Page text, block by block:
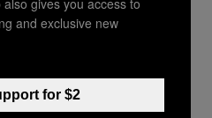
assolutamente nulla
Se vuoi investire
tutto ciò che
Siti come
and exclusive new
for $2